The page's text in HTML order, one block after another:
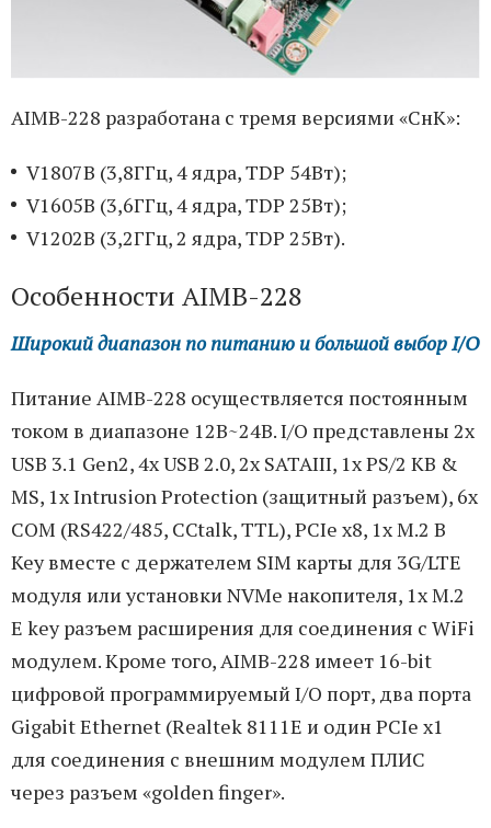
AIMB-228 разработана c тремя версиями «СнК»:
V1807B (3,8ГГц, 4 ядра, TDP 54Вт);
V1605B (3,6ГГц, 4 ядра, TDP 25Вт);
V1202B (3,2ГГц, 2 ядра, TDP 25Вт).
Особенности AIMB-228
Широкий диапазон по питанию и большой выбор I/O
Питание AIMB-228 осуществляется постоянным
током в диапазоне 12В~24В. I/O представлены 2x
USB 3.1 Gen2, 4x USB 2.0, 2x SATAIII, 1x PS/2 KB &
MS, 1x Intrusion Protection (защитный разъем), 6x
COM (RS422/485, CCtalk, TTL), PCIe x8, 1x M.2 B
Key вместе с держателем SIM карты для 3G/LTE
модуля или установки NVMe накопителя, 1х M.2
E key разъем расширения для соединения с WiFi
модулем. Кроме того, AIMB-228 имеет 16-bit
цифровой программируемый I/O порт, два порта
Gigabit Ethernet (Realtek 8111E и один PCIe x1
для соединения с внешним модулем ПЛИС
через разъем «golden finger».